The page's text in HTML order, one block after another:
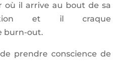
où il arrive au bout de sa
et il craque
burn-out.
prendre conscience de